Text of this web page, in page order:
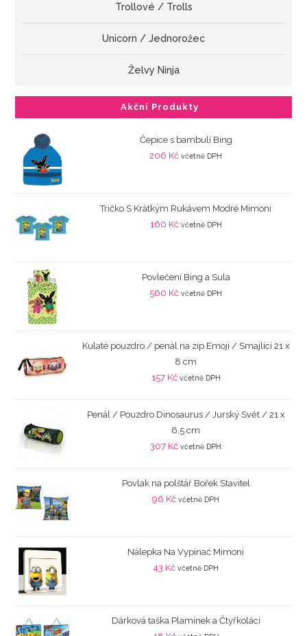
Trollové / Trolls
Unicorn / Jednorožec
Želvy Ninja
Akční Produkty
Čepice s bambulí Bing
206 Kč včetně DPH
Tričko S Krátkým Rukávem Modré Mimoni
160 Kč včetně DPH
Povlečení Bing a Sula
560 Kč včetně DPH
Kulaté pouzdro / penál na zip Emoji / Smajlíci 21 x
8 cm
157 Kč včetně DPH
Penál / Pouzdro Dinosaurus / Jurský Svět / 21 x
6,5 cm
307 Kč včetně DPH
Povlak na polštář Bořek Stavitel
96 Kč včetně DPH
Nálepka Na Vypínač Mimoni
43 Kč včetně DPH
Dárková taška Plamínek a Čtyřkoláci